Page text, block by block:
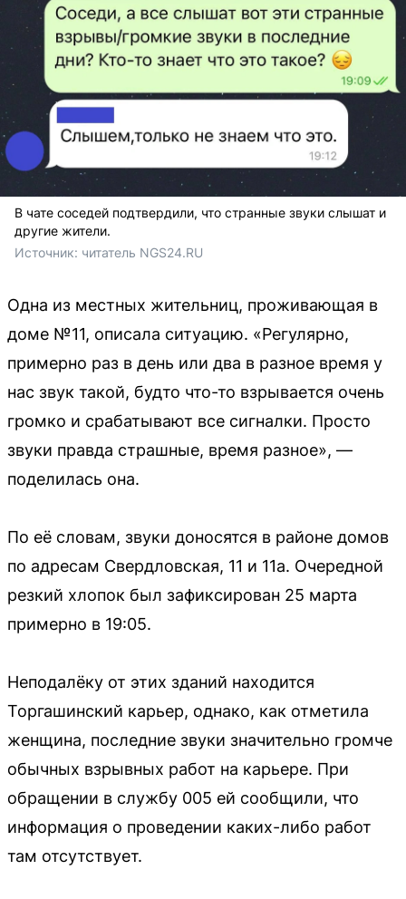
В чате соседей подтвердили, что странные звуки слышат и
другие жители.
Источник: читатель NGS24.RU
Одна из местных жительниц, проживающая в
доме №11, описала ситуацию. «Регулярно,
примерно раз в день или два в разное время у
нас звук такой, будто что-то взрывается очень
громко и срабатывают все сигналки. Просто
звуки правда страшные, время разное», —
поделилась она.
По её словам, звуки доносятся в районе домов
по адресам Свердловская, 11 и 11а. Очередной
резкий хлопок был зафиксирован 25 марта
примерно в 19:05.
Неподалёку от этих зданий находится
Торгашинский карьер, однако, как отметила
женщина, последние звуки значительно громче
обычных взрывных работ на карьере. При
обращении в службу 005 ей сообщили, что
информация о проведении каких-либо работ
там отсутствует.